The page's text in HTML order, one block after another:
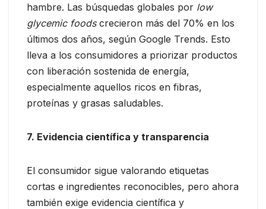
hambre. Las búsquedas globales por low
glycemic foodscrecieron más del 70% en los
últimos dos años, según Google Trends. Esto
lleva a los consumidores a priorizar productos
con liberación sostenida de energía,
especialmente aquellos ricos en fibras,
proteínas y grasas saludables.
7. Evidencia científica y transparencia
El consumidor sigue valorando etiquetas
cortas e ingredientes reconocibles, pero ahora
también exige evidencia científica y